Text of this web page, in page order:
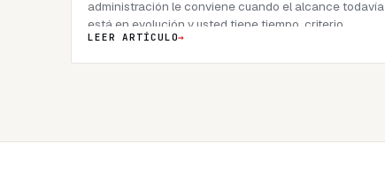
administración le conviene cuando el alcance todavía
está en evolución y usted tiene tiempo, criterio
técnico y tolerancia al riesgo para intervenir en las
decisiones diarias. En RV Ingenieros Constructores
Salvador.
LEER ARTÍCULO→